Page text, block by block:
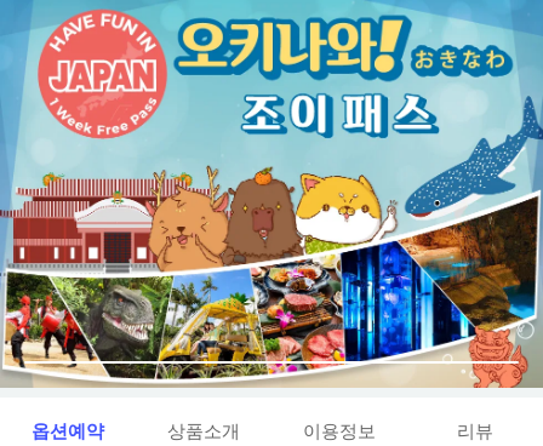
옵션예약 상품소개 이용정보 리뷰